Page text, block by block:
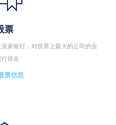
票
家银行，对世界上最大的公司的业
排名
票信息